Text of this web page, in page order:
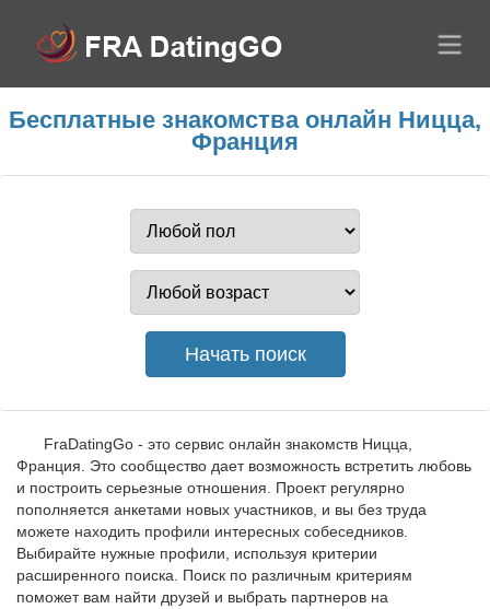
Бесплатные знакомства онлайн Ницца,
Франция
FraDatingGo - это сервис онлайн знакомств Ницца,
Франция. Это сообщество дает возможность встретить любовь
и построить серьезные отношения. Проект регулярно
пополняется анкетами новых участников, и вы без труда
можете находить профили интересных собеседников.
Выбирайте нужные профили, используя критерии
расширенного поиска. Поиск по различным критериям
поможет вам найти друзей и выбрать партнеров на